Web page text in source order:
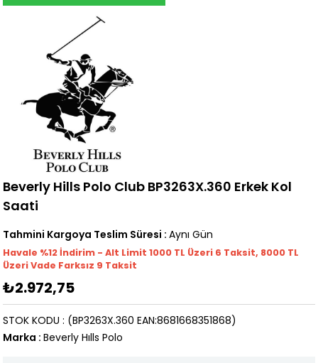
Beverly Hills Polo Club BP3263X.360 Erkek Kol
Saati
Tahmini Kargoya Teslim Süresi : Aynı Gün
Havale %12 İndirim - Alt Limit 1000 TL Üzeri 6 Taksit, 8000 TL
Üzeri Vade Farksız 9 Taksit
₺2.972,75
(BP3263X.360 EAN:8681668351868)
STOK KODU
Marka : Beverly Hılls Polo